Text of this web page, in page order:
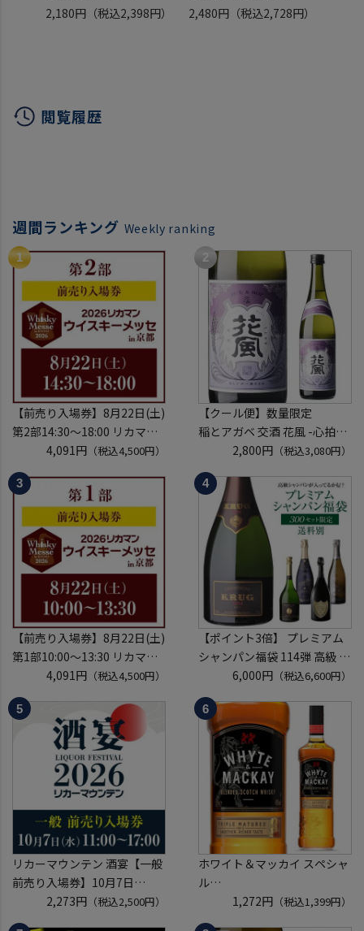
750ml
2,180円 （税込2,398円）
[2023] シャルドネ ビオ
2,480円 （税込2,728円）
閲覧履歴
週間ランキング Weekly ranking
【前売り入場券】8月22日(土)
第2部14:30～18:00 リカマン
ウイスキーメッセ in京都
2026 1枚
入場券となるeチケットは【8
月中旬】にメールにて配信予
定
※代引き決済不可
4,091円（税込4,500円）
【クール便】数量限定
稲とアガベ 交酒 花風 -心拍-
KYOTO EDITION 720ml こう
しゅ はなかぜ craft sake クラ
フトサケ 秋田県 男鹿市
2,800円 （税込3,080円）
【前売り入場券】8月22日(土)
第1部10:00～13:30 リカマン
ウイスキーメッセ in京都
2026 1枚
入場券となるeチケットは【8
月上旬】にメールにて配信予
※代引き決済不可
4,091円（税込4,500円）
【ポイント3倍】 プレミアム
シャンパン福袋 114弾 高級 シ
ャンパン を探せ トゥルベ ト
レゾール クリュッグ 2004 が
入ってるかも!? 【先着300
本】 シャンパン シャンパーニ
ュ リカーマウンテン 福袋 WK
くじ 【送
6,000円 （税込6,600円）
リカーマウンテン 酒宴【一般
前売り入場券】10月7日
(水)11:00～17:00 2026
ホテルグランヴィア京都 3階
2,273円（税込2,500円）
ホワイト＆マッカイ スペシャ
ル
40度 700ml
スコッチ ウイスキー white &
1,272円 （税込1,399円）